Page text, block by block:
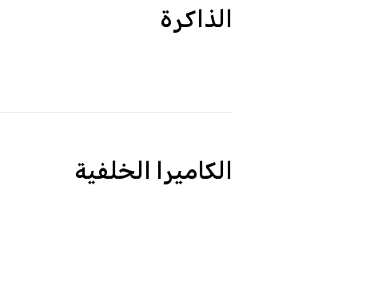
الذاكرة
الكاميرا الخلفية